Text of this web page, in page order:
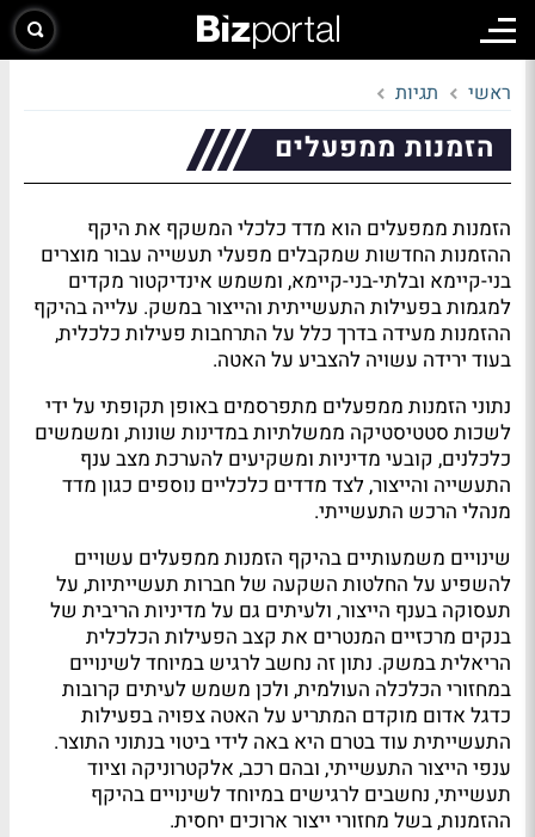
ראשי תגיות
הזמנות ממפעלים
הזמנות ממפעלים הוא מדד כלכלי המשקף את היקף
ההזמנות החדשות שמקבלים מפעלי תעשייה עבור מוצרים
בני-קיימא ובלתי-בני-קיימא, ומשמש אינדיקטור מקדים
למגמות בפעילות התעשייתית והייצור במשק. עלייה בהיקף
ההזמנות מעידה בדרך כלל על התרחבות פעילות כלכלית,
בעוד ירידה עשויה להצביע על האטה.
נתוני הזמנות ממפעלים מתפרסמים באופן תקופתי על ידי
לשכות סטטיסטיקה ממשלתיות במדינות שונות, ומשמשים
כלכלנים, קובעי מדיניות ומשקיעים להערכת מצב ענף
התעשייה והייצור, לצד מדדים כלכליים נוספים כגון מדד
מנהלי הרכש התעשייתי.
שינויים משמעותיים בהיקף הזמנות ממפעלים עשויים
להשפיע על החלטות השקעה של חברות תעשייתיות, על
תעסוקה בענף הייצור, ולעיתים גם על מדיניות הריבית של
בנקים מרכזיים המנטרים את קצב הפעילות הכלכלית
הריאלית במשק. נתון זה נחשב לרגיש במיוחד לשינויים
במחזורי הכלכלה העולמית, ולכן משמש לעיתים קרובות
כדגל אדום מוקדם המתריע על האטה צפויה בפעילות
התעשייתית עוד בטרם היא באה לידי ביטוי בנתוני התוצר.
ענפי הייצור התעשייתי, ובהם רכב, אלקטרוניקה וציוד
תעשייתי, נחשבים לרגישים במיוחד לשינויים בהיקף
ההזמנות, בשל מחזורי ייצור ארוכים יחסית.